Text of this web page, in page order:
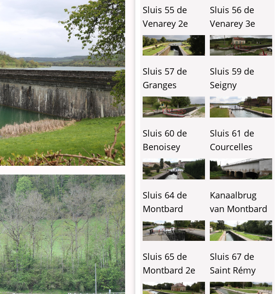
Sluis 55 de
Venarey 2e
Sluis 56 de
Venarey 3e
Sluis 57 de
Granges
Sluis 59 de
Seigny
Sluis 60 de
Benoisey
Sluis 61 de
Courcelles
Sluis 64 de
Montbard
Kanaalbrug
van Montbard
Sluis 65 de
Montbard 2e
Sluis 67 de
Saint Rémy